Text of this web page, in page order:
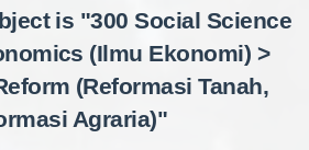
is "300 Social Science
(Ilmu Ekonomi) >
(Reformasi Tanah,
Agraria)"